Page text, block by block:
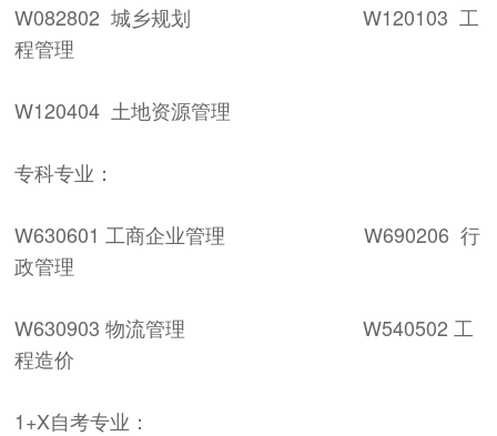
W082802 城乡规划 W120103 工
程管理
W120404 土地资源管理
专科专业：
W630601 工商企业管理 W690206 行
政管理
W630903 物流管理 W540502 工
程造价
1+X自考专业：